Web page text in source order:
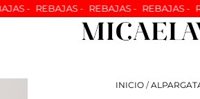
- REBAJAS - REBAJAS - REBAJAS -
INICIO /